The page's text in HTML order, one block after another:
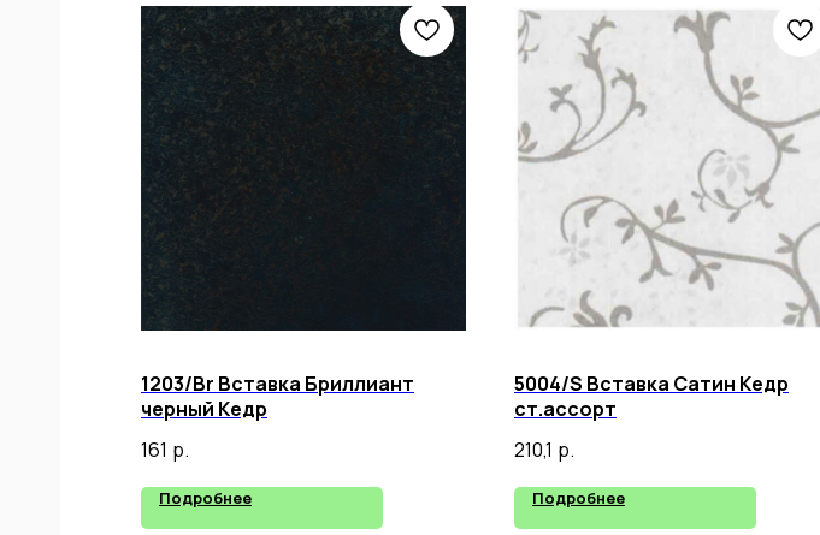
1203/Br Вставка Бриллиант
черный Кедр
161 р.
Подробнее
5004/S Вставка Сатин Кедр
ст.ассорт
210,1 р.
Подробнее